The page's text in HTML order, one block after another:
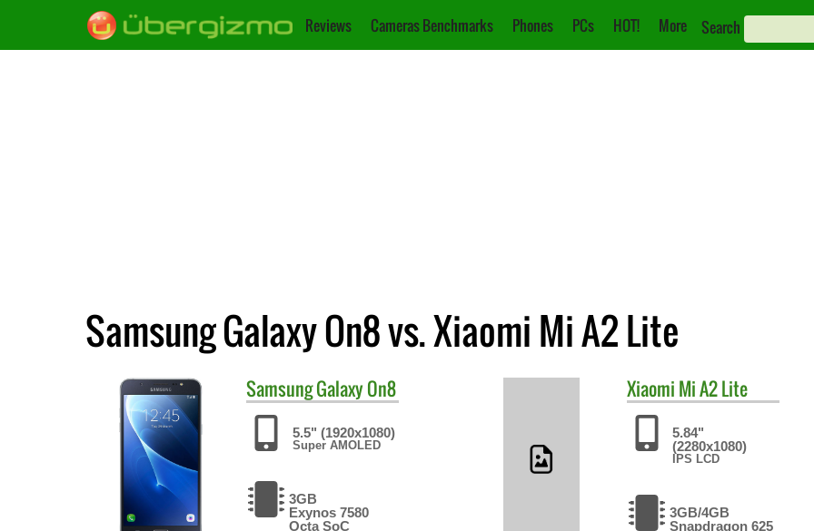
Reviews Cameras Benchmarks Phones PCs HOT! More Search
Samsung Galaxy On8 vs. Xiaomi Mi A2 Lite
SamsungGalaxy On8
5.5" (1920x1080)
Super AMOLED
3GB
Exynos 7580
Octa SoC
Xiaomi Mi A2 Lite
5.84"
(2280x1080)
IPS LCD
3GB/4GB
Snapdragon 625